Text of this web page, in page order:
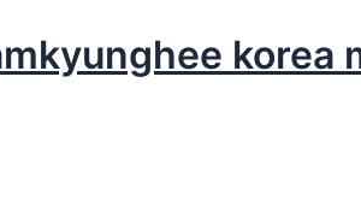
korea